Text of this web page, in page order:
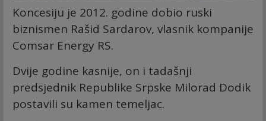
Koncesiju je 2012. godine dobio ruski
biznismen Rašid Sardarov, vlasnik kompanije
Comsar Energy RS.
Dvije godine kasnije, on i tadašnji
predsjednik Republike Srpske Milorad Dodik
postavili su kamen temeljac.